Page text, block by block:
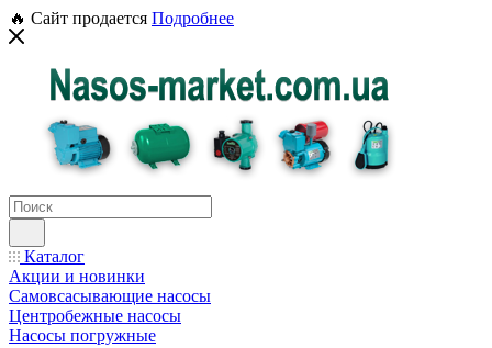
🔥 Сайт продается Подробнее
Каталог
Акции и новинки
Самовсасывающие насосы
Центробежные насосы
Насосы погружные